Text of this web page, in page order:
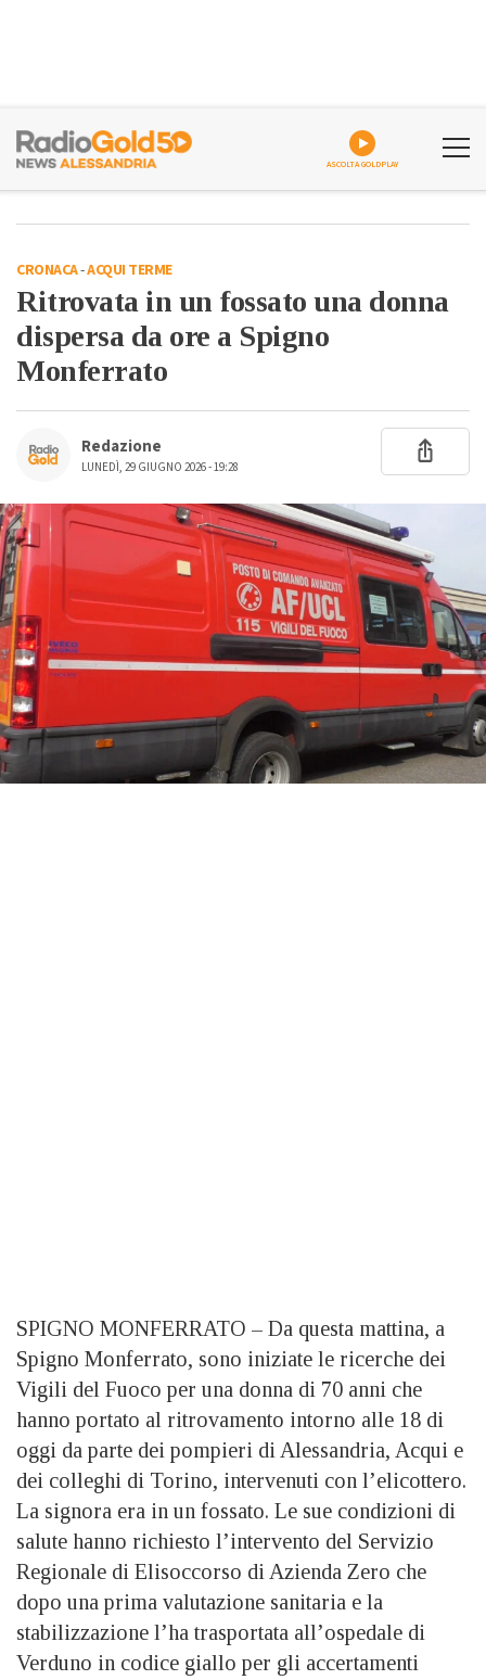
ASCOLTA GOLDPLAY
CRONACA-ACQUI TERME
Ritrovata in un fossato una donna
dispersa da ore a Spigno
Monferrato
Redazione
LUNEDÌ, 29 GIUGNO 2026 - 19:28
SPIGNO MONFERRATO – Da questa mattina, a
Spigno Monferrato, sono iniziate le ricerche dei
Vigili del Fuoco per una donna di 70 anni che
hanno portato al ritrovamento intorno alle 18 di
oggi da parte dei pompieri di Alessandria, Acqui e
dei colleghi di Torino, intervenuti con l’elicottero.
La signora era in un fossato. Le sue condizioni di
salute hanno richiesto l’intervento del Servizio
Regionale di Elisoccorso di Azienda Zero che
dopo una prima valutazione sanitaria e la
stabilizzazione l’ha trasportata all’ospedale di
Verduno in codice giallo per gli accertamenti